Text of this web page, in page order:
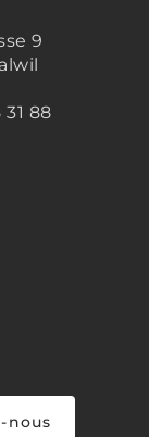
9
31 88
nous